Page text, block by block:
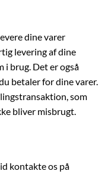
dine varer
levering af dine
i brug. Det er også
betaler for dine varer.
som
bliver misbrugt.
kontakte os på